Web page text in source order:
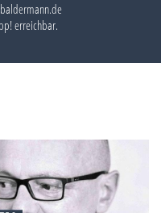
erreichbar.